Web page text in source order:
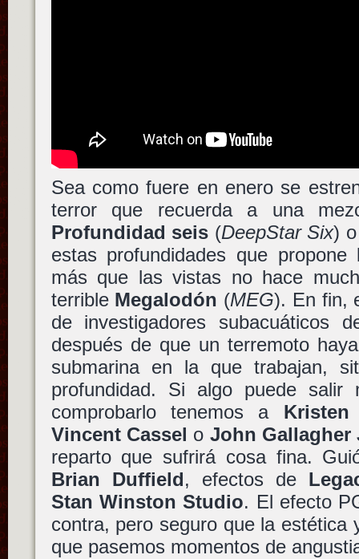
Sea como fuere en enero se
terror que recuerda a una
Profundidad seis (DeepStar Six)
estas profundidades que propone
más que las vistas no hace
terrible Megalodón (MEG). En fin,
de investigadores subacuáticos
después de que un terremoto
submarina en la que trabajan,
profundidad. Si algo puede salir
comprobarlo tenemos a Kristen
Vincent Cassel o John Gallagher
reparto que sufrirá cosa fina.
Brian Duffield, efectos de
Stan Winston Studio. El efecto
contra, pero seguro que la estética
que pasemos momentos de